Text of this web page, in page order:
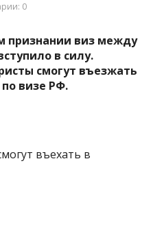
0
признании виз между
в силу.
смогут въезжать
визе РФ.